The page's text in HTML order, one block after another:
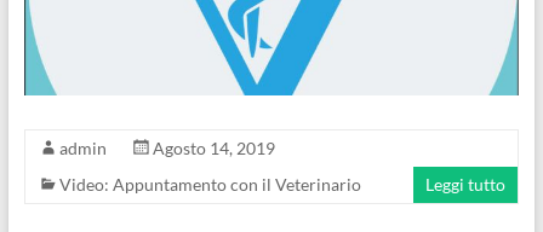
admin
Agosto 14, 2019
Video: Appuntamento con il Veterinario
Leggi tutto